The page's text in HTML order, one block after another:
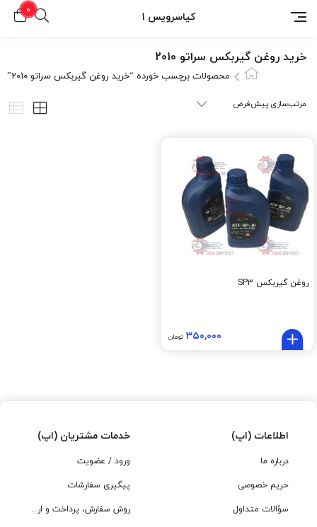
کیاسرویس 1
0
خرید روغن گیربکس سراتو 2010
محصولات برچسب خورده “خرید روغن گیربکس سراتو 2010”
روغن گيربکس SP3
۳۵۰,۰۰۰ تومان
اطلاعات (اپ)
درباره ما
حریم خصوصی
سؤالات متداول
خدمات مشتریان (اپ)
ورود / عضویت
پیگیری سفارشات
روش سفارش، پرداخت و ارسال